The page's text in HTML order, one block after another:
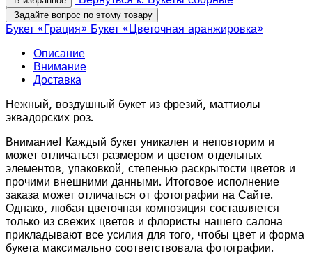
Задайте вопрос по этому товару
Букет «Грация» Букет «Цветочная аранжировка»
Описание
Внимание
Доставка
Нежный, воздушный букет из фрезий, маттиолы
эквадорских роз.
Внимание! Каждый букет уникален и неповторим и
может отличаться размером и цветом отдельных
элементов, упаковкой, степенью раскрытости цветов и
прочими внешними данными. Итоговое исполнение
заказа может отличаться от фотографии на Сайте.
Однако, любая цветочная композиция составляется
только из свежих цветов и флористы нашего салона
прикладывают все усилия для того, чтобы цвет и форма
букета максимально соответствовала фотографии.